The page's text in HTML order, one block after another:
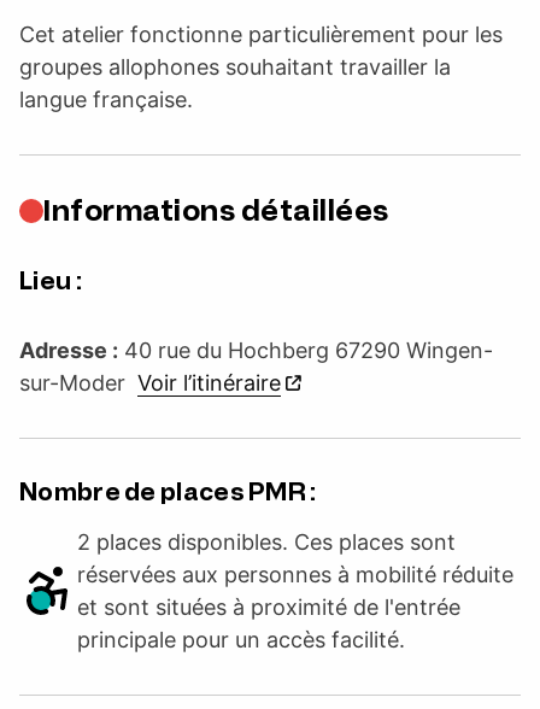
Cet atelier fonctionne particulièrement pour les
groupes allophones souhaitant travailler la
langue française.
Informations détaillées
Lieu :
Adresse : 40 rue du Hochberg 67290 Wingen-
sur-Moder Voir l’itinéraire
Nombre de places PMR :
2 places disponibles. Ces places sont
réservées aux personnes à mobilité réduite
et sont situées à proximité de l'entrée
principale pour un accès facilité.